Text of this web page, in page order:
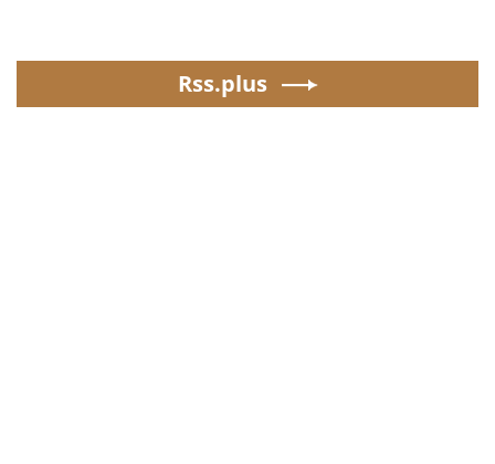
Rss.plus